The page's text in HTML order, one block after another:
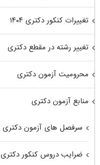
تغییرات کنکور دکتری ۱۴۰۴
تغییر رشته در مقطع دکتری
محرومیت آزمون دکتری
منابع آزمون دکتری
سرفصل های آزمون دکتری
ضرایب دروس کنکور دکتری